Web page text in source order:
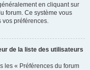
en cliquant sur
forum. Ce système vous
vos préférences.
de la liste des utilisateurs
les « Préférences du forum